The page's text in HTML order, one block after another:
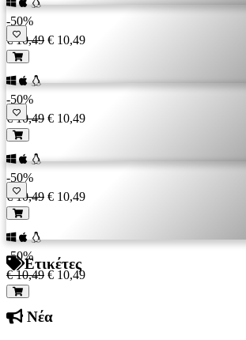
-50%
€ 10,49 € 10,49
-50%
€ 10,49 € 10,49
-50%
€ 10,49 € 10,49
-50%
€ 10,49 € 10,49
Ετικέτες
Νέα